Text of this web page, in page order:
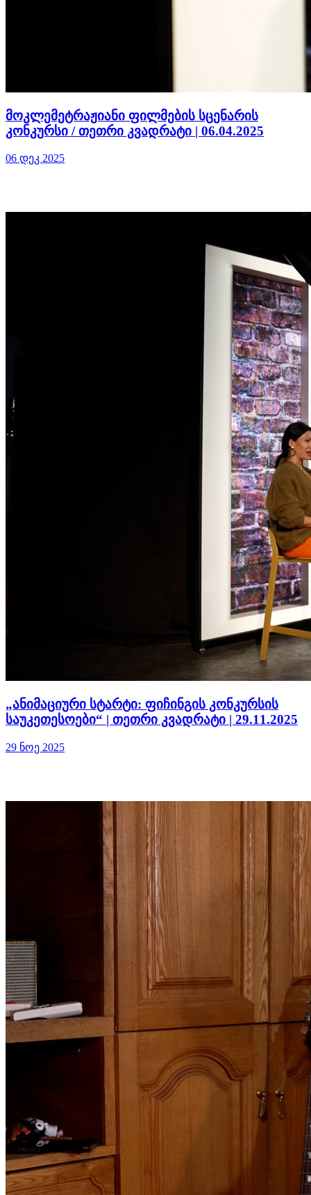
მოკლემეტრაჟიანი ფილმების სცენარის
კონკურსი / თეთრი კვადრატი | 06.04.2025
06 დეკ 2025
„ანიმაციური სტარტი: ფიჩინგის კონკურსის
საუკეთესოები“ | თეთრი კვადრატი | 29.11.2025
29 ნოე 2025